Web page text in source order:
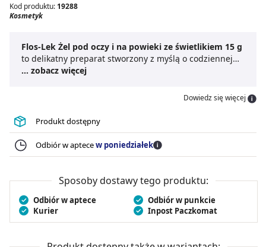
Kod produktu: 19288
Kosmetyk
Flos-Lek Żel pod oczy i na powieki ze świetlikiem 15 g
to delikatny preparat stworzony z myślą o codziennej
pielęgnacji skóry wokół oczu. Formuła żelu,
się przy redukcji opuchlizny i cieni pod oczami,
poprawiając jej wygląd. Produkt idealny dla osób
spędzających dużo czasu przed monitorem, narażonych
na czynniki zewnętrzne, takich jakkurz i
promieniowanie UV
.
Flos-Lek Żel pod oczy i na
się wchłania, nie pozostawiając tłustego filmu.
Regularne stosowanie pozwala zniwelować oznaki
zmęczenia i przywraca
świeżość spojrzenia. Produkt
odpowiedni dla skóry wrażliwej.
... zobacz więcej
Dowiedz się więcej
Produkt dostępny
Odbiór w aptecew poniedziałek
Sposoby dostawy tego produktu:
Odbiór w aptece
Odbiór w punkcie
Kurier
Inpost Paczkomat